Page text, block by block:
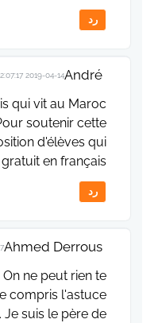
رد
André
2019-04-14 02:07:17
qui vit au Maroc
soutenir cette
d'élèves qui
en français.
رد
Ahmed Derrous
ne peut rien te
compris l'astuce
suis le père de